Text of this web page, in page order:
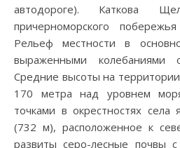
автодороге). Каткова
причерноморского
Рельеф местности в
выраженными колебаниями
Средние высоты на территории
170 метра над уровнем
точками в окрестностях села
(732 м), расположенное к
развиты серо-лесные почвы